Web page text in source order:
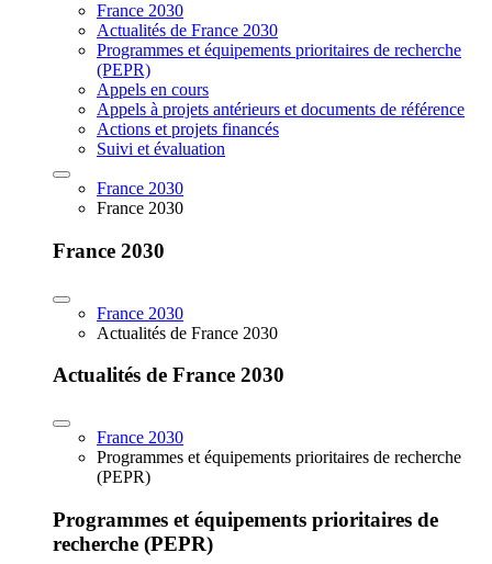
France 2030
Actualités de France 2030
Programmes et équipements prioritaires de recherche
(PEPR)
Appels en cours
Appels à projets antérieurs et documents de référence
Actions et projets financés
Suivi et évaluation
France 2030
France 2030
France 2030
France 2030
Actualités de France 2030
Actualités de France 2030
France 2030
Programmes et équipements prioritaires de recherche
(PEPR)
Programmes et équipements prioritaires de
recherche (PEPR)